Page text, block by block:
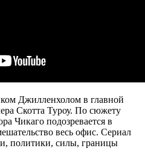
Джилленхолом в главной
Скотта Туроу. По сюжету
Чикаго подозревается в
весь офис. Сериал
политики, силы, границы